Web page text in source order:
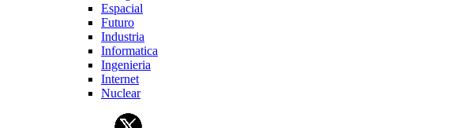
Espacial
Futuro
Industria
Informatica
Ingenieria
Internet
Nuclear